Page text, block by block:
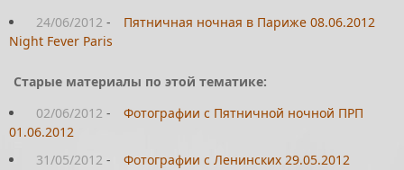
24/06/2012 -
Пятничная ночная в Париже 08.06.2012
Night Fever Paris
Старые материалы по этой тематике:
02/06/2012 -
Фотографии с Пятничной ночной ПРП
01.06.2012
31/05/2012 -
Фотографии с Ленинских 29.05.2012